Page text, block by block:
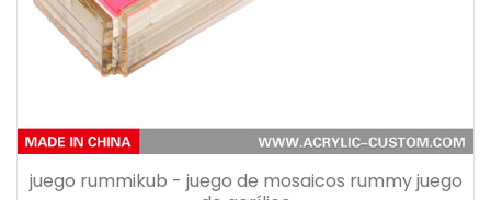
juego rummikub - juego de mosaicos rummy juego